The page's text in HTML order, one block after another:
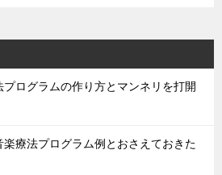
ログラムの作り方とマンネリを打開
療法プログラム例とおさえておきた